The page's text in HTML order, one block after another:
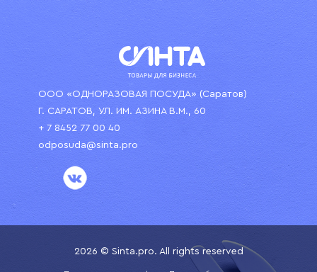
ООО «ОДНОРАЗОВАЯ ПОСУДА» (Саратов)
Г. САРАТОВ, УЛ. ИМ. АЗИНА В.М., 60
+ 7 8452 77 00 40
odposuda@sinta.pro
2026 © Sinta.pro. All rights reserved